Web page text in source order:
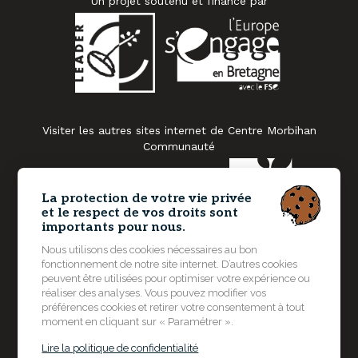
Visiter les autres sites internet de Centre Morbihan
Communauté
La protection de votre vie privée
et le respect de vos droits sont
importants pour nous.
Nous utilisons des cookies nécessaires au bon
fonctionnement de notre site internet. D’autres cookies
peuvent être utilisées pour optimiser votre expérience ou
réaliser des analyses. Vous pouvez modifier vos
préférences cookies et retirer votre consentement à tout
moment en cliquant sur « Paramétrer ».
Lire la politique de confidentialité